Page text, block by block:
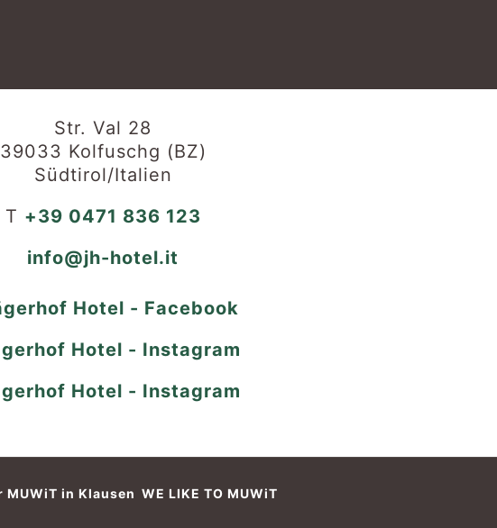
Str. Val 28
39033 Kolfuschg (BZ)
Südtirol/Italien
T +39 0471 836 123
info@jh-hotel.it
WE LIKE TO MUWiT